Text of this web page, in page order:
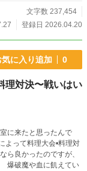
器で彼らを徹底的に、
新しいお役所ざまぁコ
文字数 237,454
登録日 2026.04.20
気に入り追加 0
理対決〜戦いはい
よって料理大会•料理対
良かったのですが、
爆破魔や血に飢えてい